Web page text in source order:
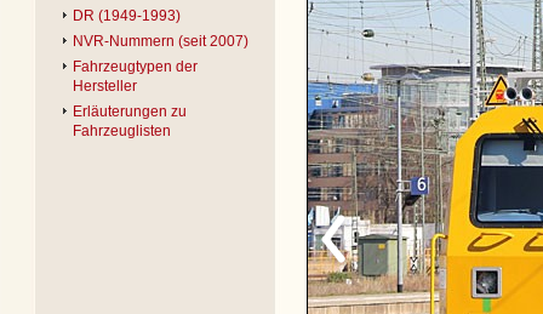
DR (1949-1993)
NVR-Nummern (seit 2007)
Fahrzeugtypen der
Hersteller
Erläuterungen zu
Fahrzeuglisten